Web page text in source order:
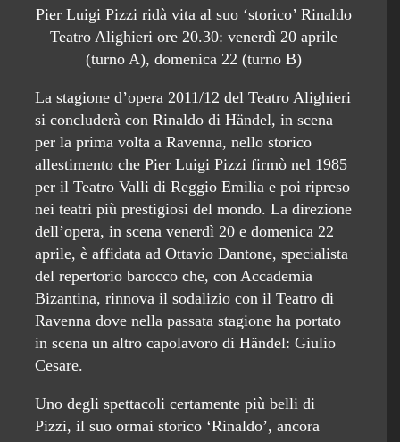
Pier Luigi Pizzi ridà vita al suo ‘storico’ Rinaldo
Teatro Alighieri ore 20.30: venerdì 20 aprile
(turno A), domenica 22 (turno B)
La stagione d’opera 2011/12 del Teatro Alighieri
si concluderà con Rinaldo di Händel, in scena
per la prima volta a Ravenna, nello storico
allestimento che Pier Luigi Pizzi firmò nel 1985
per il Teatro Valli di Reggio Emilia e poi ripreso
nei teatri più prestigiosi del mondo. La direzione
dell’opera, in scena venerdì 20 e domenica 22
aprile, è affidata ad Ottavio Dantone, specialista
del repertorio barocco che, con Accademia
Bizantina, rinnova il sodalizio con il Teatro di
Ravenna dove nella passata stagione ha portato
in scena un altro capolavoro di Händel: Giulio
Cesare.
Uno degli spettacoli certamente più belli di
Pizzi, il suo ormai storico ‘Rinaldo’, ancora